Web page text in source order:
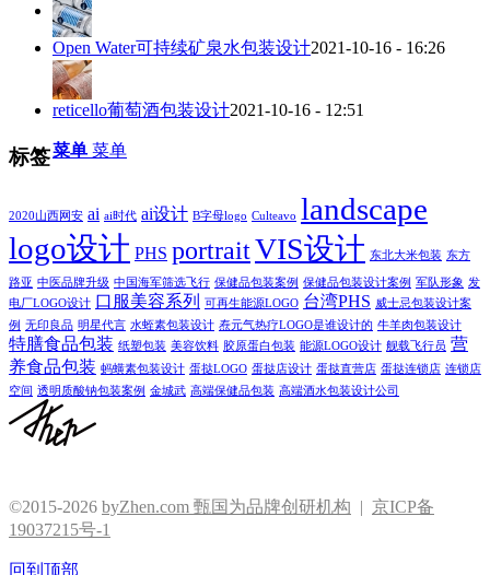
搜索
菜单 菜单
Open Water可持续矿泉水包装设计2021-10-16 - 16:26
reticello葡萄酒包装设计2021-10-16 - 12:51
标签
2020山西网安 ai ai时代 ai设计 B字母logo Culteavo landscape
logo设计 PHS portraitVIS设计 东北大米包装 东方
路亚 中医品牌升级 中国海军筛选飞行 保健品包装案例 保健品包装设计案例 军队形象 发
电厂LOGO设计 口服美容系列 可再生能源LOGO 台湾PHS 威士忌包装设计案
例 无印良品 明星代言 水蛭素包装设计 焘元气热疗LOGO是谁设计的 牛羊肉包装设计
特膳食品包装 纸塑包装 美容饮料 胶原蛋白包装 能源LOGO设计 舰载飞行员 营
养食品包装 蚂蟥素包装设计 蛋挞LOGO 蛋挞店设计 蛋挞直营店 蛋挞连锁店 连锁店
空间
透明质酸钠包装案例 金城武 高端保健品包装 高端酒水包装设计公司
©2015-2026 byZhen.com 甄国为品牌创研机构 | 京ICP备
19037215号-1
回到顶部